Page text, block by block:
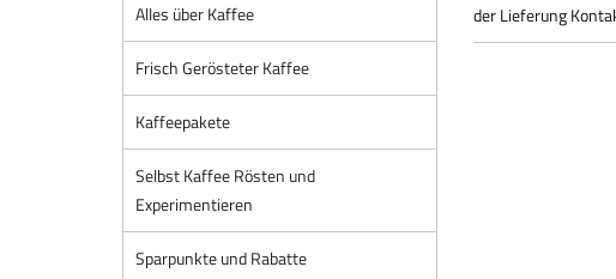
der Lieferung
Alles über Kaffee
Frisch Gerösteter Kaffee
Kaffeepakete
Selbst Kaffee Rösten und
Experimentieren
Sparpunkte und Rabatte